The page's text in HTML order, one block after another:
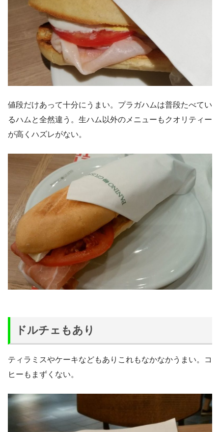
値段だけあって十分にうまい。プラガハムは普段たべてい
るハムと全然違う。生ハム以外のメニューもクオリティー
が高くハズレがない。
ドルチェもあり
ティラミスやケーキなどもありこれもなかなかうまい。コ
ヒーもまずくない。